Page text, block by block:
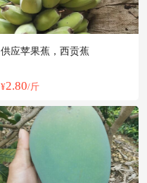
供应苹果蕉，西贡蕉
¥2.80/斤